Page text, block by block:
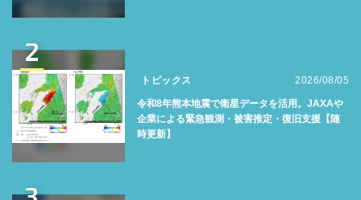
2
トピックス 2026/08/05
令和8年熊本地震で衛星データを活用。JAXAや
企業による緊急観測・被害推定・復旧支援【随
時更新】